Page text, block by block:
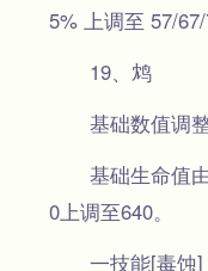
5% 上调至 57/67/
19、鸩
基础数值调整
基础生命值由
0上调至640。
一技能[毒蚀]